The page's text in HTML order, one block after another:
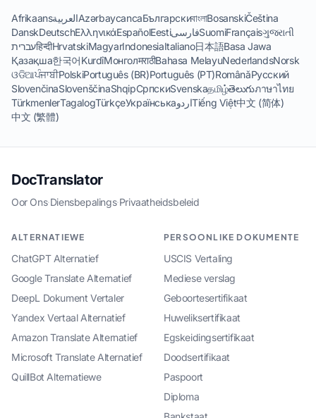
AfrikaansالعربيةAzərbaycancaБългарскиবাংলাBosanskiČeština
DanskDeutschΕλληνικάEspañolEestiفارسیSuomiFrançaisગુજરાતી
עבריתहिन्दीHrvatskiMagyarIndonesiaItaliano日本語Basa Jawa
Қазақша한국어KurdîМонголमराठीBahasa MelayuNederlandsNorsk
ଓଡିଆਪੰਜਾਬੀPolskiPortuguês (BR)Português (PT)RomânăРусский
SlovenčinaSlovenščinaShqipСрпскиSvenskaதமிழ்తెలుగుภาษาไทย
TürkmenlerTagalogTürkçeУкраїнськаاردوTiếng Việt中文 (简体)
中文 (繁體)
DocTranslator
Oor Ons·Diensbepalings·Privaatheidsbeleid
ALTERNATIEWE
ChatGPT Alternatief
Google Translate Alternatief
DeepL Dokument Vertaler
Yandex Vertaal Alternatief
Amazon Translate Alternatief
Microsoft Translate Alternatief
QuillBot Alternatiewe
PERSOONLIKE DOKUMENTE
USCIS Vertaling
Mediese verslag
Geboortesertifikaat
Huweliksertifikaat
Egskeidingsertifikaat
Doodsertifikaat
Paspoort
Diploma